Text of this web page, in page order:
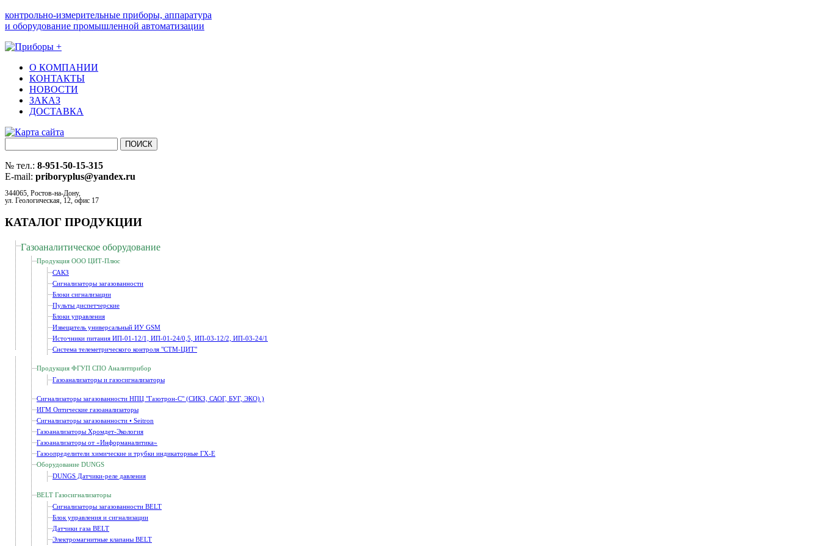
контрольно-измерительные приборы, аппаратура
и оборудование промышленной автоматизации
О КОМПАНИИ
КОНТАКТЫ
НОВОСТИ
ЗАКАЗ
ДОСТАВКА
№ тел.: 8-951-50-15-315
E-mail: priboryplus@yandex.ru
344065, Ростов-на-Дону,
ул. Геологическая, 12, офис 17
КАТАЛОГ ПРОДУКЦИИ
Газоаналитическое оборудование
Продукция ООО ЦИТ-Плюс
САКЗ
Сигнализаторы загазованности
Блоки сигнализации
Пульты диспетчерские
Блоки управления
Извещатель универсальный ИУ GSM
Источники питания ИП-01-12/1, ИП-01-24/0,5, ИП-03-12/2, ИП-03-24/1
Система телеметрического контроля "СТМ-ЦИТ"
Продукция ФГУП СПО Аналитприбор
Газоанализаторы и газосигнализаторы
Сигнализаторы загазованности НПЦ "Газотрон-С" (СИКЗ, САОГ, БУГ, ЭКО) )
ИГМ Оптические газоанализаторы
Сигнализаторы загазованности • Seitron
Газоанализаторы Хромдет-Экология
Газоанализаторы от «Информаналитика»
Газоопределители химические и трубки индикаторные ГХ-Е
Оборудование DUNGS
DUNGS Датчики-реле давления
BELT Газосигнализаторы
Сигнализаторы загазованности BELT
Блок управления и сигнализации
Датчики газа BELT
Электромагнитные клапаны BELT